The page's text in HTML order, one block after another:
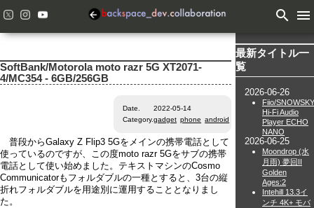
search menu
SoftBank/Motorola moto razr 5G XT2071-
4/MC354 - 6GB/256GB
Date.
2022-05-14
Category.gadget phone android
普段からGalaxy Z Flip3 5Gをメインの携帯電話として
使っているのですが、この度moto razr 5Gをサブの携帯
電話として使い始めました。テキストマシンのCosmo
Communicatorもフォルダブルの一種とすると、3台の縦
折れフォルダブルを用途別に運用することとなりまし
た。
最新タイトル一
覧
2026-06-26
Fiio/SNOWSKY
Hi-Fi Audio
Player ECHO
NANO
2026-06-25
Moondrop (水
月雨) 夢回II
Golden
Ages:2
Intehill 13.3イ
ンチ 4K+ モバ